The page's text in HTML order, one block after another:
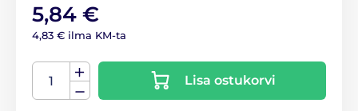
5,84 €
4,83 € ilma KM-ta
Lisa ostukorvi